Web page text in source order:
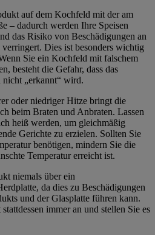
auf dem Kochfeld mit der am
– dadurch werden Ihre Speisen
das Risiko von Beschädigungen an
Dies ist besonders wichtig
Sie ein Kochfeld mit falschem
besteht die Gefahr, dass das
„erkannt“ wird.
oder niedriger Hitze bringt die
beim Braten und Anbraten. Lassen
heiß werden, um gleichmäßig
Gerichte zu erzielen. Sollten Sie
benötigen, mindern Sie die
Temperatur erreicht ist.
niemals über ein
da dies zu Beschädigungen
und der Glasplatte führen kann.
immer an und stellen Sie es